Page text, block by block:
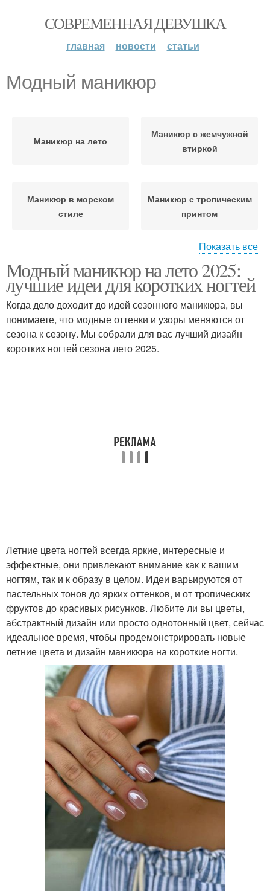
СОВРЕМЕННАЯ ДЕВУШКА
главная новости статьи
Модный маникюр
Маникюр на лето
Маникюр с жемчужной
втиркой
Маникюр в морском
стиле
Маникюр с тропическим
принтом
Летний маникюр
Маникюр на короткие
ногти
Маникюр с фольгой
Маникюр с
металлическими
Показать все
Модный маникюр на лето 2025:
лучшие идеи для коротких ногтей
Когда дело доходит до идей сезонного маникюра, вы
понимаете, что модные оттенки и узоры меняются от
сезона к сезону. Мы собрали для вас лучший дизайн
коротких ногтей сезона лето 2025.
Летние цвета ногтей всегда яркие, интересные и
эффектные, они привлекают внимание как к вашим
ногтям, так и к образу в целом. Идеи варьируются от
пастельных тонов до ярких оттенков, и от тропических
фруктов до красивых рисунков. Любите ли вы цветы,
абстрактный дизайн или просто однотонный цвет, сейчас
идеальное время, чтобы продемонстрировать новые
летние цвета и дизайн маникюра на короткие ногти.